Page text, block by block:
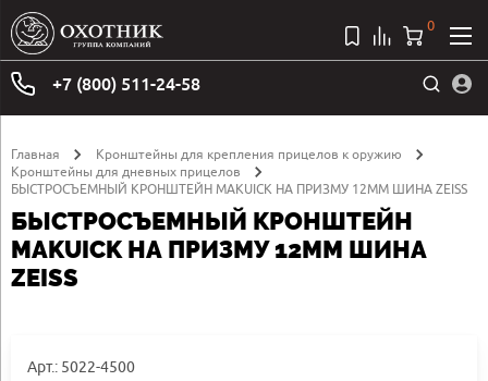
+7 (800) 511-24-58
0
Главная
Кронштейны для крепления прицелов к оружию
Кронштейны для дневных прицелов
БЫСТРОСЪЕМНЫЙ КРОНШТЕЙН MAKUICK НА ПРИЗМУ 12ММ ШИНА ZEISS
БЫСТРОСЪЕМНЫЙ КРОНШТЕЙН
MAKUICK НА ПРИЗМУ 12ММ ШИНА
ZEISS
Арт.: 5022-4500